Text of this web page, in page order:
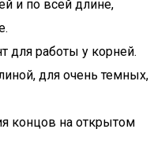
и по всей длине,
для работы у корней.
для очень темных,
концов на открытом